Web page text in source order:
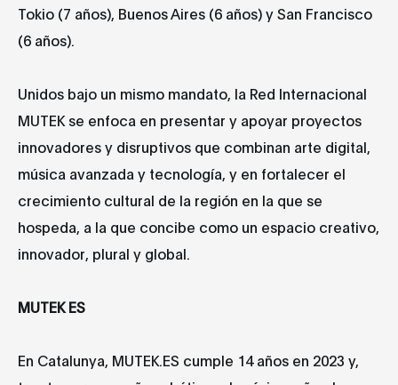
Tokio (7 años), Buenos Aires (6 años) y San Francisco
(6 años).
Unidos bajo un mismo mandato, la Red Internacional
MUTEK se enfoca en presentar y apoyar proyectos
innovadores y disruptivos que combinan arte digital,
música avanzada y tecnología, y en fortalecer el
crecimiento cultural de la región en la que se
hospeda, a la que concibe como un espacio creativo,
innovador, plural y global.
MUTEK ES
En Catalunya, MUTEK.ES cumple 14 años en 2023 y,